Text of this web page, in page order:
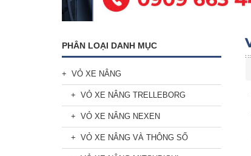
PHÂN LOẠI DANH MỤC
VỎ XE NÂNG
VỎ XE NÂNG TRELLEBORG
VỎ XE NÂNG NEXEN
VỎ XE NÂNG VÀ THÔNG SỐ